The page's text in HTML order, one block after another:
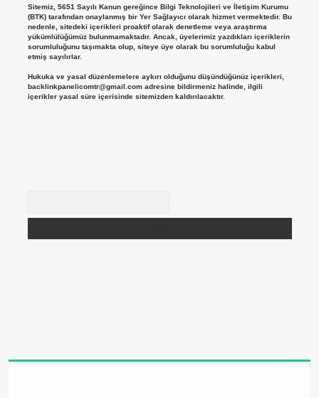
Sitemiz, 5651 Sayılı Kanun gereğince Bilgi Teknolojileri ve İletişim Kurumu
(BTK) tarafından onaylanmış bir Yer Sağlayıcı olarak hizmet vermektedir. Bu
nedenle, sitedeki içerikleri proaktif olarak denetleme veya araştırma
yükümlülüğümüz bulunmamaktadır. Ancak, üyelerimiz yazdıkları içeriklerin
sorumluluğunu taşımakta olup, siteye üye olarak bu sorumluluğu kabul
etmiş sayılırlar.
Hukuka ve yasal düzenlemelere aykırı olduğunu düşündüğünüz içerikleri,
backlinkpanelicomtr@gmail.comadresine bildirmeniz halinde, ilgili
içerikler yasal süre içerisinde sitemizden kaldırılacaktır.